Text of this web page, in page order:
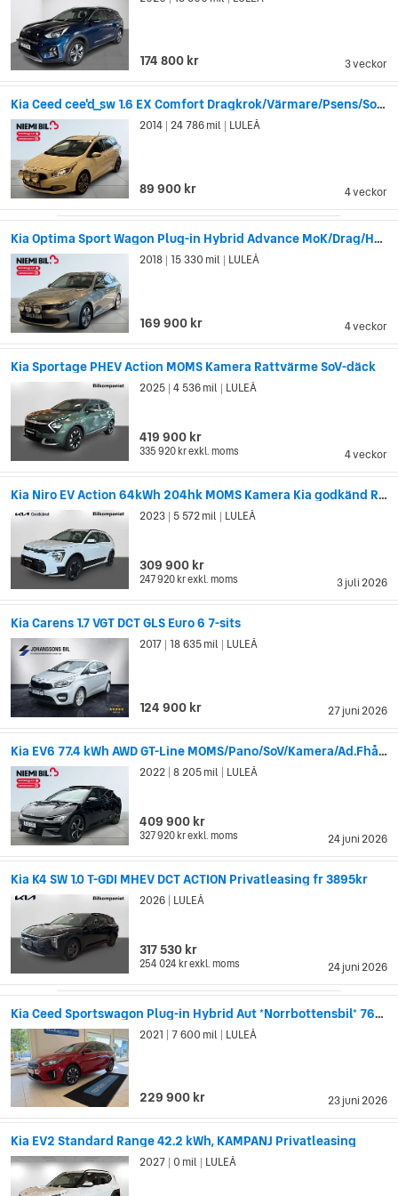
igenkännbara. Designen blev snabbt väldigt populär, och alla
Kias bilmodeller bär på tigernosen sedan dess.
3 veckor
174 800 kr
Kia Ceed cee'd_sw 1.6 EX Comfort Dragkrok/Värmare/Psens/Sov-däck
4 veckor
2014 24 786 mil LULEÅ
89 900 kr
Kia Optima Sport Wagon Plug-in Hybrid Advance MoK/Drag/H&K/SoV
4 veckor
2018 15 330 mil LULEÅ
169 900 kr
Kia Sportage PHEV Action MOMS Kamera Rattvärme SoV-däck
4 veckor
2025 4 536 mil LULEÅ
419 900 kr
335 920 krexkl. moms
Kia Niro EV Action 64kWh 204hk MOMS Kamera Kia godkänd Rattvärme
3 juli 2026
2023 5 572 mil LULEÅ
309 900 kr
247 920 krexkl. moms
Kia Carens 1.7 VGT DCT GLS Euro 6 7-sits
27 juni 2026
2017 18 635 mil LULEÅ
124 900 kr
Kia EV6 77.4 kWh AWD GT-Line MOMS/Pano/SoV/Kamera/Ad.Fhåll/HuD
24 juni 2026
2022 8 205 mil LULEÅ
409 900 kr
327 920 krexkl. moms
Kia K4 SW 1.0 T-GDI MHEV DCT ACTION Privatleasing fr 3895kr
24 juni 2026
2026 LULEÅ
317 530 kr
254 024 krexkl. moms
Kia Ceed Sportswagon Plug-in Hybrid Aut *Norrbottensbil* 7600mil
23 juni 2026
2021 7 600 mil LULEÅ
229 900 kr
Kia EV2 Standard Range 42.2 kWh, KAMPANJ Privatleasing
2027 0 mil LULEÅ